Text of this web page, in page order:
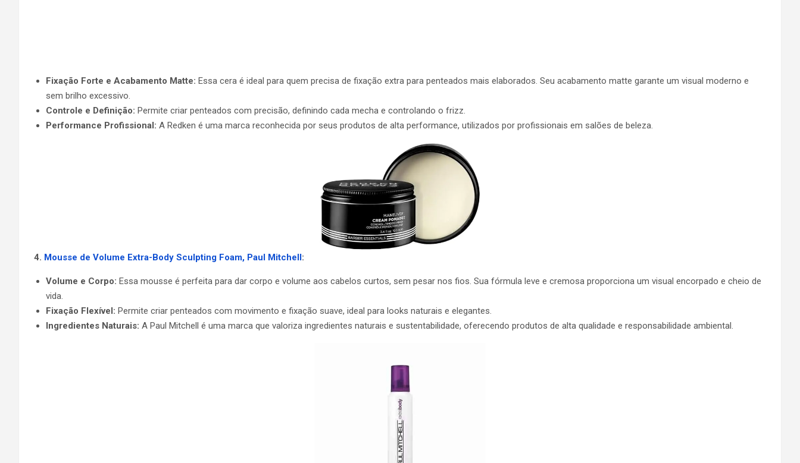
Fixação Forte e Acabamento Matte: Essa cera é ideal para quem precisa de fixação extra para penteados mais elaborados. Seu acabamento matte garante um visual moderno e
sem brilho excessivo.
Controle e Definição: Permite criar penteados com precisão, definindo cada mecha e controlando o frizz.
Performance Profissional: A Redken é uma marca reconhecida por seus produtos de alta performance, utilizados por profissionais em salões de beleza.
4. Mousse de Volume Extra-Body Sculpting Foam, Paul Mitchell:
Volume e Corpo: Essa mousse é perfeita para dar corpo e volume aos cabelos curtos, sem pesar nos fios. Sua fórmula leve e cremosa proporciona um visual encorpado e cheio de
vida.
Fixação Flexível: Permite criar penteados com movimento e fixação suave, ideal para looks naturais e elegantes.
Ingredientes Naturais: A Paul Mitchell é uma marca que valoriza ingredientes naturais e sustentabilidade, oferecendo produtos de alta qualidade e responsabilidade ambiental.